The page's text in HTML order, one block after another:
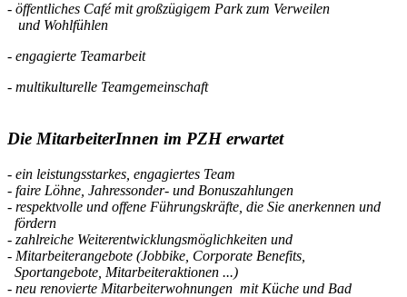
- öffentliches Café mit großzügigem Park zum Verweilen
und Wohlfühlen
- engagierte Teamarbeit
- multikulturelle Teamgemeinschaft
Die MitarbeiterInnen im PZH erwartet
- ein leistungsstarkes, engagiertes Team
- faire Löhne, Jahressonder- und Bonuszahlungen
- respektvolle und offene Führungskräfte, die Sie anerkennen und
fördern
- zahlreiche Weiterentwicklungsmöglichkeiten und
- Mitarbeiterangebote (Jobbike, Corporate Benefits,
Sportangebote, Mitarbeiteraktionen ...)
- neu renovierte Mitarbeiterwohnungen mit Küche und Bad